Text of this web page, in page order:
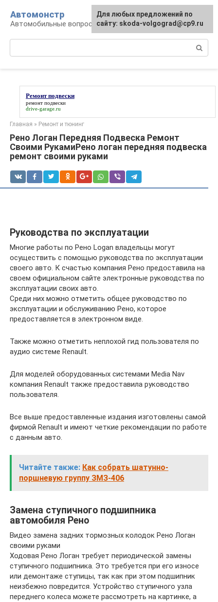
контенту
Автомонстр
Автомобильные вопросы и ответы
Ремонт подвески
ремонт подвески
drive-garage.ru
Главная » Ремонт и тюнинг
Рено Логан Передняя Подвеска Ремонт
Своими РукамиРено логан передняя подвеска
ремонт своими руками
Руководства по эксплуатации
Многие работы по Рено Logan владельцы могут
осуществить с помощью руководства по эксплуатации
своего авто. К счастью компания Рено предоставила на
своем официальном сайте электронные руководства по
эксплуатации своих авто.
Среди них можно отметить общее руководство по
эксплуатации и обслуживанию Рено, которое
предоставляется в электронном виде.
Также можно отметить неплохой гид пользователя по
аудио системе Renault.
Для моделей оборудованных системами Media Nav
компания Renault также предоставила руководство
пользователя.
Все выше предоставленные издания изготовлены самой
фирмой Renault и имеют четкие рекомендации по работе
с данным авто.
Читайте также: Как собрать шатунно-
поршневую группу ЗМЗ-406
Замена ступичного подшипника
автомобиля Рено
Видео замена задних тормозных колодок Рено Логан
своими руками
Ходовая Рено Логан требует периодической замены
ступичного подшипника. Это требуется при его износе
или демонтаже ступицы, так как при этом подшипник
неизбежно повредится. Устройство ступичного узла
переднего колеса можете рассмотреть на картинке, а
Для любых предложений по
сайту: skoda-volgograd@cp9.ru